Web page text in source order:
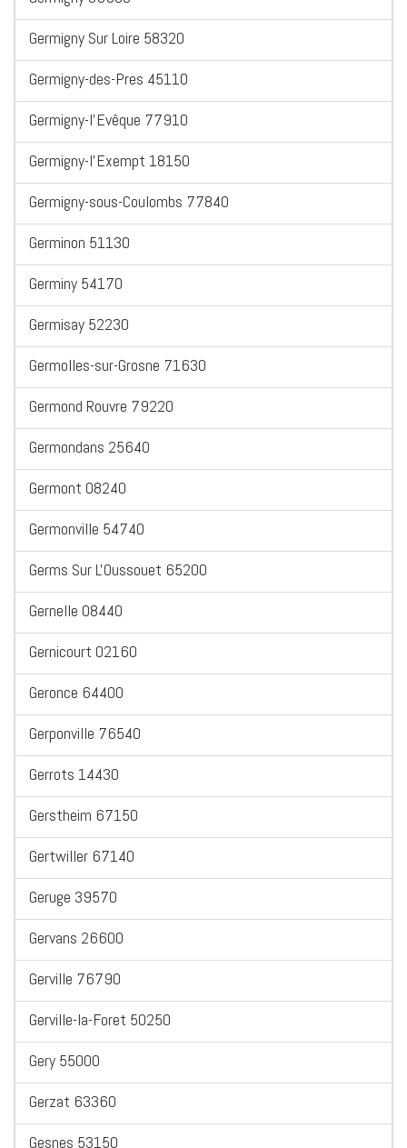
Germigny Sur Loire 58320
Germigny-des-Pres 45110
Germigny-l'Evêque 77910
Germigny-l'Exempt 18150
Germigny-sous-Coulombs 77840
Germinon 51130
Germiny 54170
Germisay 52230
Germolles-sur-Grosne 71630
Germond Rouvre 79220
Germondans 25640
Germont 08240
Germonville 54740
Germs Sur L'Oussouet 65200
Gernelle 08440
Gernicourt 02160
Geronce 64400
Gerponville 76540
Gerrots 14430
Gerstheim 67150
Gertwiller 67140
Geruge 39570
Gervans 26600
Gerville 76790
Gerville-la-Foret 50250
Gery 55000
Gerzat 63360
Gesnes 53150